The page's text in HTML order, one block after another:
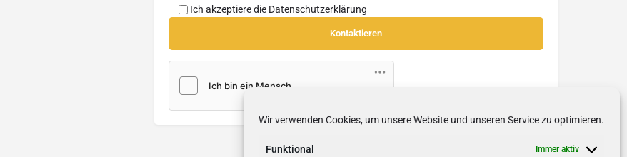
Wir verwenden Cookies, um unsere Website und unseren Service zu optimieren.
Funktional Immer aktiv
Ich akzeptiere die Datenschutzerklärung